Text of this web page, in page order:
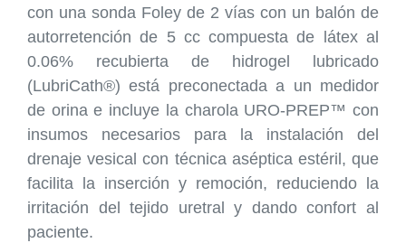
con una sonda Foley de 2 vías con un balón de
autorretención de 5 cc compuesta de látex al
0.06% recubierta de hidrogel lubricado
(LubriCath®) está preconectada a un medidor
de orina e incluye la charola URO-PREP™ con
insumos necesarios para la instalación del
drenaje vesical con técnica aséptica estéril, que
facilita la inserción y remoción, reduciendo la
irritación del tejido uretral y dando confort al
paciente.